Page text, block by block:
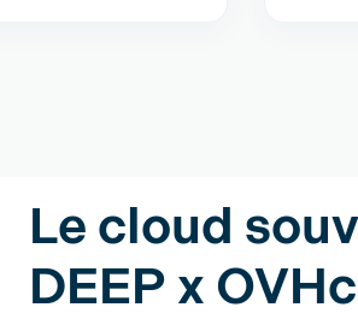
Le cloud
DEEP x